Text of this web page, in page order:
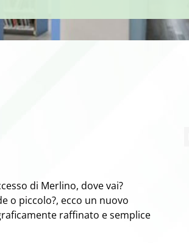
di Merlino, dove vai?
o piccolo?, ecco un nuovo
raffinato e semplice